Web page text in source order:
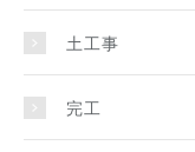
土工事
完工